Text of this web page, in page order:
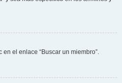
el enlace “Buscar un miembro”.